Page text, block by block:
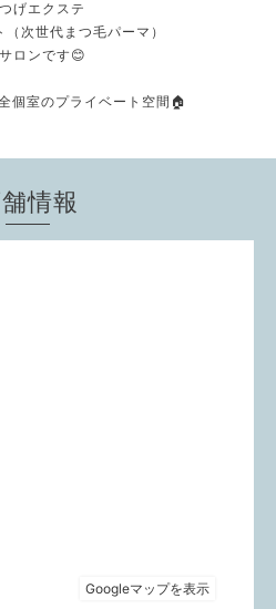
げエクステ
次世代まつ毛パーマ）
ロンです😊
個室のプライベート空間🏠
情報